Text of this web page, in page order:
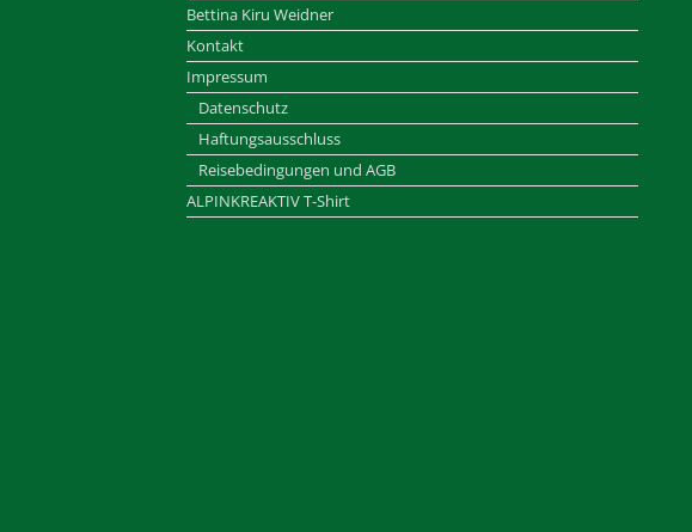
Bettina Kiru Weidner
Kontakt
Impressum
Datenschutz
Haftungsausschluss
Reisebedingungen und AGB
ALPINKREAKTIV T-Shirt